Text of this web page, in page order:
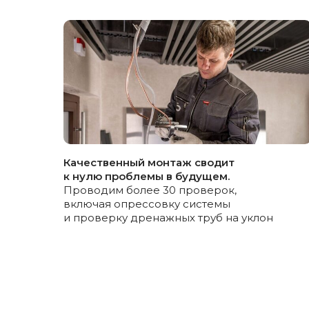
Качественный монтаж сводит
к нулю проблемы в будущем.
Проводим более 30 проверок,
включая опрессовку системы
и проверку дренажных труб на уклон
Тютюн
Андрей
Менеджер
отдела продаж
Сделаем
и пришлём
в течение
А также расскажем о всех
предложения от